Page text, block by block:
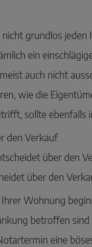
grundlos jeden
ein
auch nicht
wie die
sollte ebenfalls
den Verkauf
über den
über den
Wohnung
betroffen
eine